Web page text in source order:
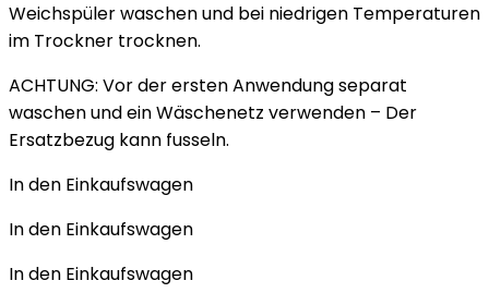
Weichspüler waschen und bei niedrigen Temperaturen
im Trockner trocknen.
ACHTUNG: Vor der ersten Anwendung separat
waschen und ein Wäschenetz verwenden – Der
Ersatzbezug kann fusseln.
In den Einkaufswagen
In den Einkaufswagen
In den Einkaufswagen